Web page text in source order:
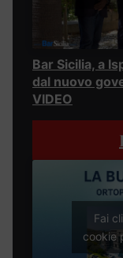
Bar Sicilia, a
dal nuovo
VIDEO
Fai
cookie